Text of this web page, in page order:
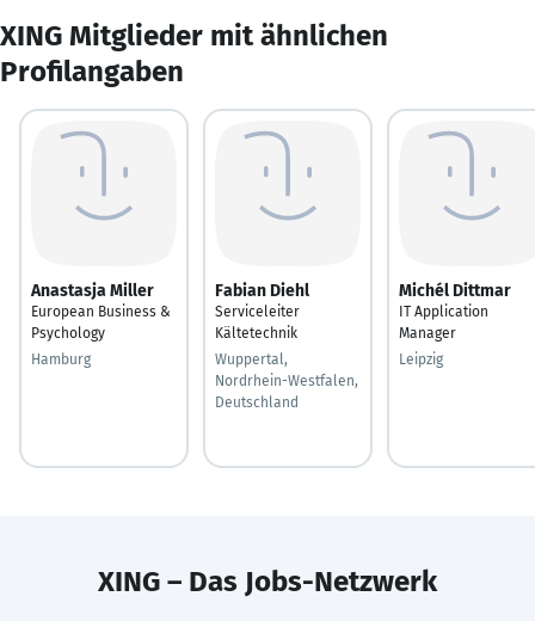
XING Mitglieder mit ähnlichen
Profilangaben
Anastasja Miller
European Business &
Psychology
Hamburg
Fabian Diehl
Serviceleiter
Kältetechnik
Wuppertal,
Nordrhein-Westfalen,
Deutschland
Michél Dittmar
IT Application
Manager
Leipzig
XING – Das Jobs-Netzwerk